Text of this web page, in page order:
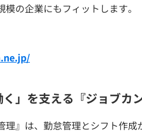
の企業にもフィットします。
」を支える『ジョブカ
理』は、勤怠管理とシフト作